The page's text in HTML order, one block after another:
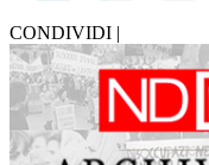
CONDIVIDI |